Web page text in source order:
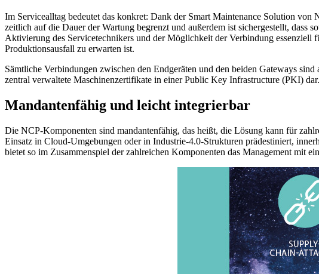
Im Servicealltag bedeutet das konkret: Dank der Smart Maintenance Solution
zeitlich auf die Dauer der Wartung begrenzt und außerdem ist sichergestellt,
Aktivierung des Servicetechnikers und der Möglichkeit der Verbindung essenziell
Produktionsausfall zu erwarten ist.
Sämtliche Verbindungen zwischen den Endgeräten und den beiden Gateways
zentral verwaltete Maschinenzertifikate in einer Public Key Infrastructure (PKI)
Mandantenfähig und leicht integrierbar
Die NCP-Komponenten sind mandantenfähig, das heißt, die Lösung kann für
Einsatz in Cloud-Umgebungen oder in Industrie-4.0-Strukturen prädestiniert,
bietet so im Zusammenspiel der zahlreichen Komponenten das Management mit